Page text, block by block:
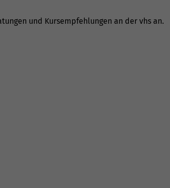
und Kursempfehlungen an der vhs an.